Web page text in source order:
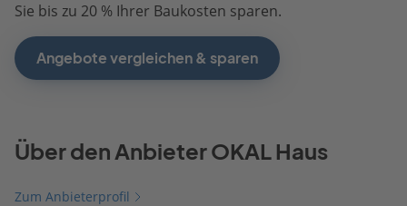
Sie bis zu 20 % Ihrer Baukosten sparen.
Angebote vergleichen & sparen
Über den Anbieter OKAL Haus
Zum Anbieterprofil